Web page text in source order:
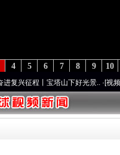
10
9
8
7
6
5
4
程丨宝塔山下好光景..·[视频]因党而